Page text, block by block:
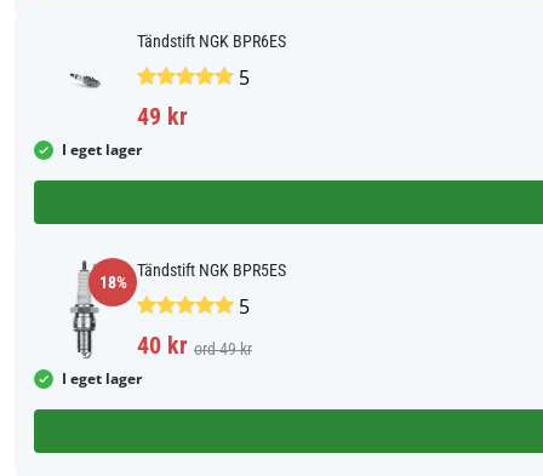
Tändstift NGK BPR6ES
5
49 kr
I eget lager
18%
Tändstift NGK BPR5ES
5
40 kr ord 49 kr
I eget lager